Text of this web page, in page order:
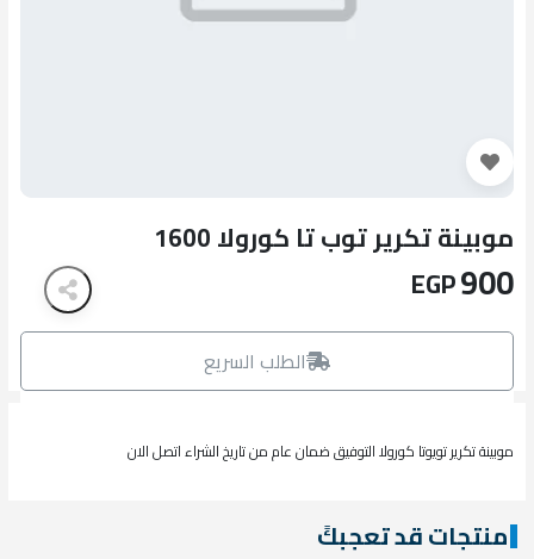
موبينة تكرير توب تا كورولا 1600
900
EGP
الطلب السريع
موبينة تكرير تويوتا كورولا التوفيق ضمان عام من تاريخ الشراء اتصل الان
منتجات قد تعجبكً